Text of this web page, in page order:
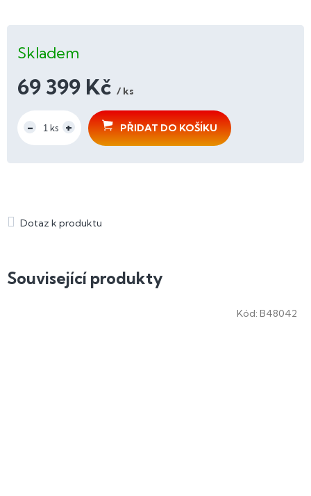
Skladem
69 399 Kč / ks
cena:
PŘIDAT DO KOŠÍKU
Související produkty
Kód: B48042